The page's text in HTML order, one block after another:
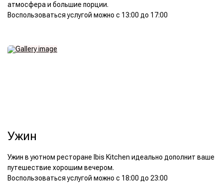
атмосфера и большие порции.
Воспользоваться услугой можно с 13:00 до 17:00
Ужин
Ужин в уютном ресторане Ibis Kitchen идеально дополнит ваше
путешествие хорошим вечером.
Воспользоваться услугой можно с 18:00 до 23:00